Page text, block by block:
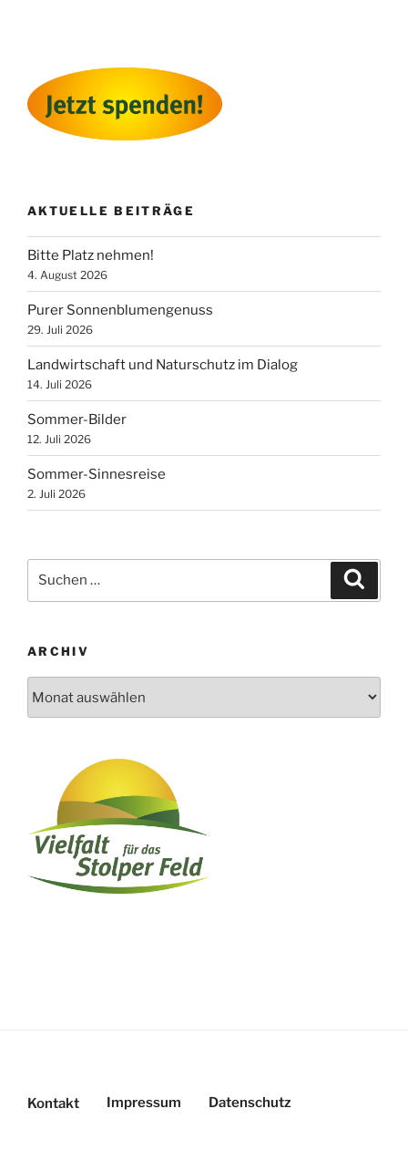
AKTUELLE BEITRÄGE
Bitte Platz nehmen!
4. August 2026
Purer Sonnenblumengenuss
29. Juli 2026
Landwirtschaft und Naturschutz im Dialog
14. Juli 2026
Sommer-Bilder
12. Juli 2026
Sommer-Sinnesreise
2. Juli 2026
nach:
ARCHIV
Kontakt Impressum Datenschutz